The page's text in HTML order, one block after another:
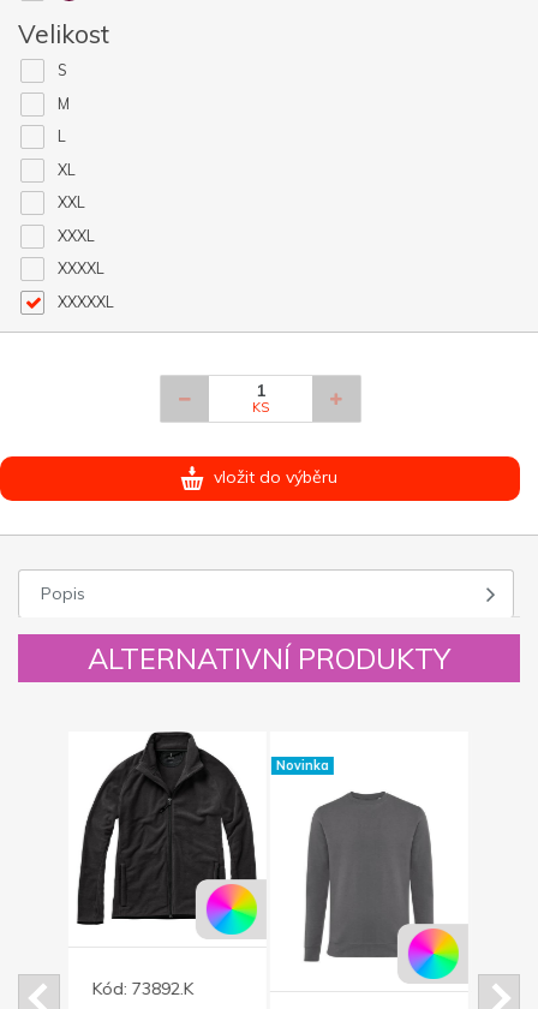
Velikost
S
M
L
XL
XXL
XXXL
XXXXL
XXXXXL
KS
vložit do výběru
Popis
ALTERNATIVNÍ PRODUKTY
Kód: 73892.K
Novinka